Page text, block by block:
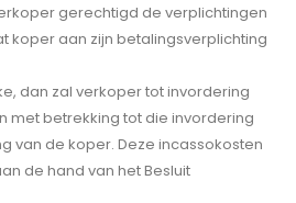
gerechtigd de verplichtingen
koper aan zijn betalingsverplichting
dan zal verkoper tot invordering
met betrekking tot die invordering
van de koper. Deze incassokosten
de hand van het Besluit